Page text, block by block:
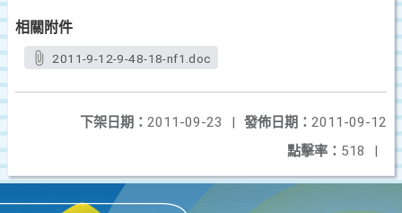
相關附件
2011-9-12-9-48-18-nf1.doc
發佈日期： 2011-09-12
下架日期： 2011-09-23
|
點擊率： 518 |